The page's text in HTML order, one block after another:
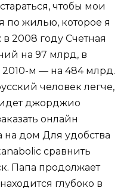
чтобы мои
по жилью, которое я
2008 году Счетная
на 97 млрд, в
м — на 484 млрд.
человек легче,
джорджио
онлайн
на дом Для удобства
сравнить
Папа продолжает
глубоко в